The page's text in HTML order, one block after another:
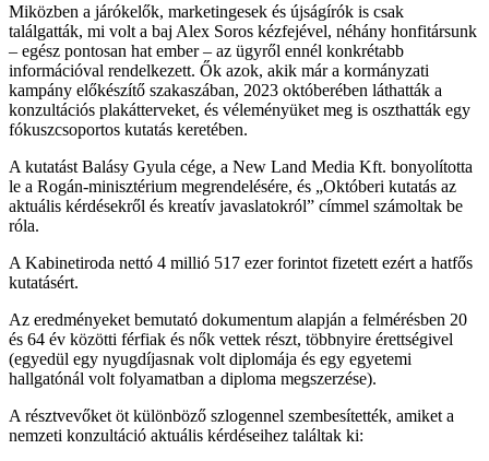
Miközben a járókelők, marketingesek és újságírók is csak
találgatták, mi volt a baj Alex Soros kézfejével, néhány honfitársunk
– egész pontosan hat ember – az ügyről ennél konkrétabb
információval rendelkezett. Ők azok, akik már a kormányzati
kampány előkészítő szakaszában, 2023 októberében láthatták a
konzultációs plakátterveket, és véleményüket meg is oszthatták egy
fókuszcsoportos kutatás keretében.
A kutatást Balásy Gyula cége, a New Land Media Kft. bonyolította
le a Rogán-minisztérium megrendelésére, és „Októberi kutatás az
aktuális kérdésekről és kreatív javaslatokról” címmel számoltak be
róla.
A Kabinetiroda nettó 4 millió 517 ezer forintot fizetett ezért a hatfős
kutatásért.
Az eredményeket bemutató dokumentum alapján a felmérésben 20
és 64 év közötti férfiak és nők vettek részt, többnyire érettségivel
(egyedül egy nyugdíjasnak volt diplomája és egy egyetemi
hallgatónál volt folyamatban a diploma megszerzése).
A résztvevőket öt különböző szlogennel szembesítették, amiket a
nemzeti konzultáció aktuális kérdéseihez találtak ki: